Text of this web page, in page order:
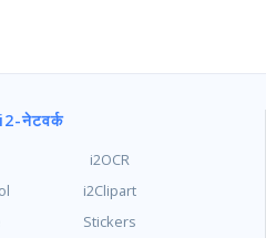
i2-नेटवर्क
i2OCR
i2Clipart
Stickers